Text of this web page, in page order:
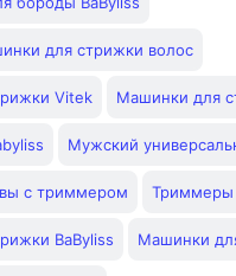
для стрижки волос
Vitek Машинки для
Мужский
с триммером Триммеры
BaByliss Машинки